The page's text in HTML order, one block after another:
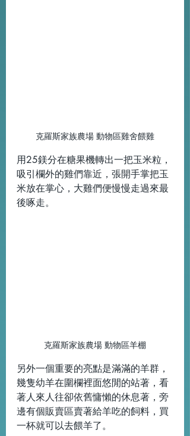
克羅斯家族農場 動物區雞舍餵雞
用25鎂分在糖果機轉出一把玉米粒，
吸引欄外的雞們靠近，張開手掌把玉
米放在掌心，大雞們便慢慢走過來最
後啄走。
克羅斯家族農場 動物區羊棚
另外一個重要的亮點是滿滿的羊群，
幾隻幼羊在圍欄裡面悠閒的站著，看
著人來人往卻依舊慵懶的休息著，旁
邊有個販賣區賣著給羊吃的飼料，買
一杯就可以去餵羊了。